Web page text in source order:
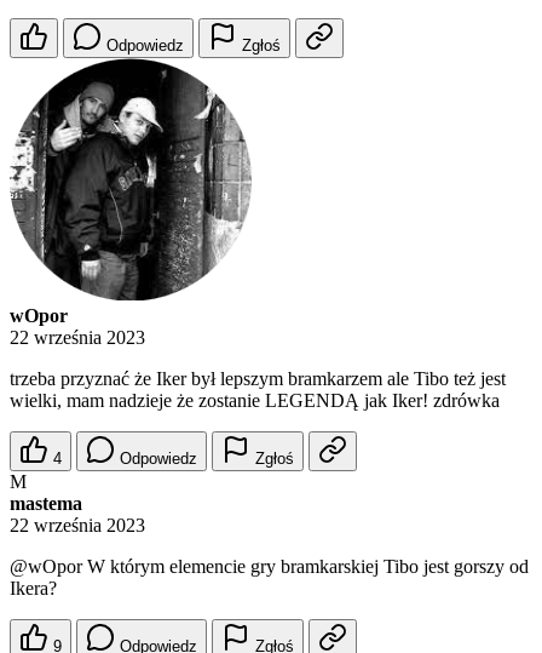
Odpowiedz Zgłoś
wOpor
22 września 2023
trzeba przyznać że Iker był lepszym bramkarzem ale Tibo też jest
wielki, mam nadzieje że zostanie LEGENDĄ jak Iker! zdrówka
4 Odpowiedz Zgłoś
M
mastema
22 września 2023
@wOporW którym elemencie gry bramkarskiej Tibo jest gorszy od
Ikera?
9 Odpowiedz Zgłoś